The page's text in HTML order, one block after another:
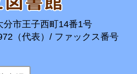
分市王子西町14番1号
（代表）/ ファックス番号